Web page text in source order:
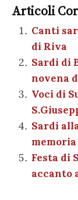
e
b
o
o
k
te
r
ai
l
n
di
vi
di
Articoli
Canti
di Riva
Sardi di
novena
Voci di
Sardi
Festa di
accanto